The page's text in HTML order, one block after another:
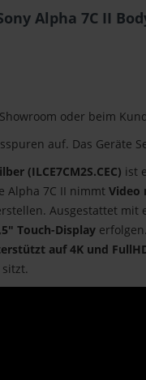
Alpha 7C II
oder beim
auf. Das Geräte
(ILCE7CM2S.CEC) ist
Alpha 7C II nimmt Video
Ausgestattet mit
Touch-Display
auf 4K und